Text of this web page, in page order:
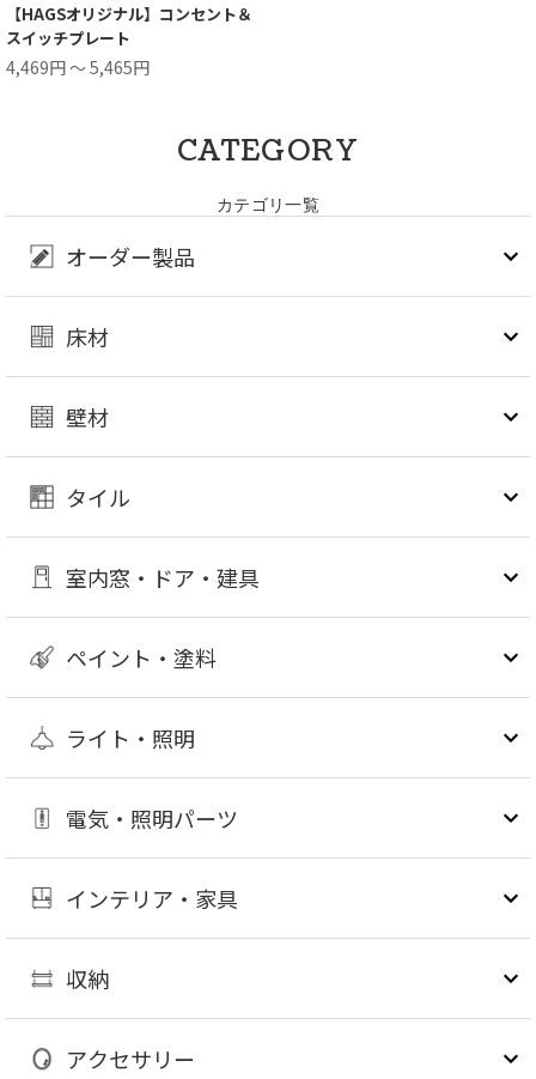
【HAGSオリジナル】コンセント＆
スイッチプレート
4,469円 ～ 5,465円
CATEGORY
カテゴリ一覧
オーダー製品
床材
壁材
タイル
室内窓・ドア・建具
ペイント・塗料
ライト・照明
電気・照明パーツ
インテリア・家具
収納
アクセサリー